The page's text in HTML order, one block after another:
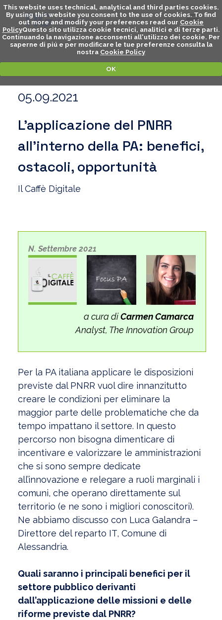
This website uses technical, analytical and third parties cookies.
By using this website you consent to the use of cookies. To find
out more and modify your preferences read our Cookie
PolicyQuesto sito utilizza cookie tecnici, analitici e di terze parti.
Continuando la navigazione acconsenti all'utilizzo dei cookie. Per
saperne di piú e per modificare le tue preferenze consulta la
nostra Cookie Policy
OK
05.09.2021
L’applicazione del PNRR
all’interno della PA: benefici,
ostacoli, opportunità
Il Caffè Digitale
N. Settembre 2021
a cura diCarmen Camarca
Analyst, The Innovation Group
Per la PA italiana applicare le disposizioni
previste dal PNRR vuol dire innanzitutto
creare le condizioni per eliminare la
maggior parte delle problematiche che da
tempo impattano il settore. In questo
percorso non bisogna dimenticare di
incentivare e valorizzare le amministrazioni
che si sono sempre dedicate
all’innovazione e relegare a ruoli marginali i
comuni, che operano direttamente sul
territorio (e ne sono i migliori conoscitori).
Ne abbiamo discusso con Luca Galandra –
Direttore del reparto IT, Comune di
Alessandria.
Quali saranno i principali benefici per il
settore pubblico derivanti
dall’applicazione delle missioni e delle
riforme previste dal PNRR?